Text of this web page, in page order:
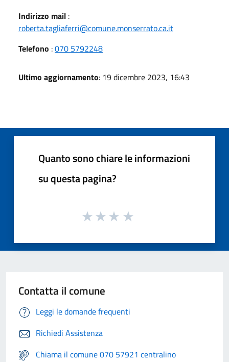
Indirizzo mail :
roberta.tagliaferri@comune.monserrato.ca.it
Telefono :070 5792248
Ultimo aggiornamento: 19 dicembre 2023, 16:43
Quanto sono chiare le informazioni
su questa pagina?
Contatta il comune
Leggi le domande frequenti
Richiedi Assistenza
Chiama il comune 070 57921 centralino